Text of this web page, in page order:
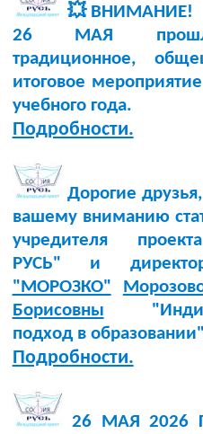
💥 ВНИМАНИЕ!
26 МАЯ
традиционное,
итоговое
учебного года.
Подробности.
Дорогие
вашему вниманию
учредителя
РУСЬ" и
"МОРОЗКО"
Борисовны
подход в
Подробности.
26 МАЯ 2026